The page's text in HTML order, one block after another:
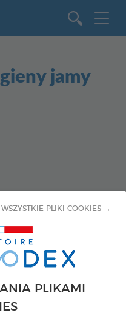
PLIKAMI
PLIKI COOKIES →
jamy